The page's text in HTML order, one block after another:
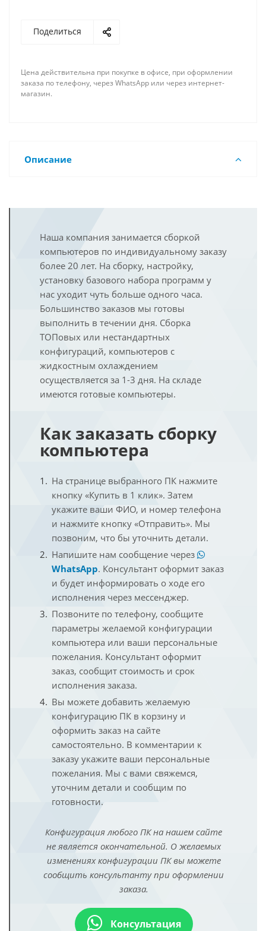
Поделиться
Цена действительна при покупке в офисе, при оформлении
заказа по телефону, через WhatsApp или через интернет-
магазин.
Описание
Наша компания занимается сборкой
компьютеров по индивидуальному заказу
более 20 лет. На сборку, настройку,
установку базового набора программ у
нас уходит чуть больше одного часа.
Большинство заказов мы готовы
выполнить в течении дня. Сборка
ТОПовых или нестандартных
конфигураций, компьютеров с
жидкостным охлаждением
осуществляется за 1-3 дня. На складе
имеются готовые компьютеры.
Как заказать сборку
компьютера
На странице выбранного ПК нажмите
кнопку «Купить в 1 клик». Затем
укажите ваши ФИО, и номер телефона
и нажмите кнопку «Отправить». Мы
позвоним, что бы уточнить детали.
Напишите нам сообщение через
WhatsApp. Консультант оформит заказ
и будет информировать о ходе его
исполнения через мессенджер.
Позвоните по телефону, сообщите
параметры желаемой конфигурации
компьютера или ваши персональные
пожелания. Консультант оформит
заказ, сообщит стоимость и срок
исполнения заказа.
Вы можете добавить желаемую
конфигурацию ПК в корзину и
оформить заказ на сайте
самостоятельно. В комментарии к
заказу укажите ваши персональные
пожелания. Мы с вами свяжемся,
уточним детали и сообщим по
готовности.
Конфигурация любого ПК на нашем сайте
не является окончательной. О желаемых
изменениях конфигурации ПК вы можете
сообщить консультанту при оформлении
заказа.
Консультация